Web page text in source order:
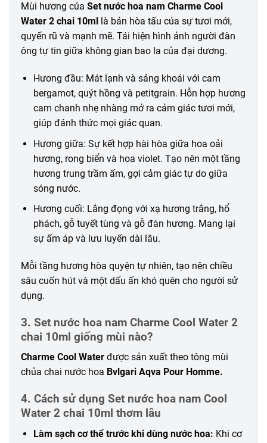
Mùi hương của Set nước hoa nam Charme Cool
Water 2 chai 10ml
là bản hòa tấu của sự tươi mới,
quyến rũ và mạnh mẽ. Tái hiện hình ảnh người đàn
ông tự tin giữa không gian bao la của đại dương.
Hương đầu: Mát lạnh và sảng khoái với cam
bergamot, quýt hồng và petitgrain. Hỗn hợp hương
cam chanh nhẹ nhàng mở ra cảm giác tươi mới,
giúp đánh thức mọi giác quan.
Hương giữa: Sự kết hợp hài hòa giữa hoa oải
hương, rong biển và hoa violet. Tạo nên một tầng
hương trung trầm ấm, gợi cảm giác tự do giữa
sóng nước.
Hương cuối: Lắng đọng với xạ hương trắng, hổ
phách, gỗ tuyết tùng và gỗ đàn hương. Mang lại
sự ấm áp và lưu luyến dài lâu.
Mỗi tầng hương hòa quyện tự nhiên, tạo nên chiều
sâu cuốn hút và một dấu ấn khó quên cho người sử
dụng.
3. Set nước hoa nam Charme Cool Water 2
chai 10ml giống mùi nào?
Charme Cool Water được sản xuất theo tông mùi
chủa chai nước hoa Bvlgari Aqva Pour Homme.
4. Cách sử dụng Set nước hoa nam Cool
Water 2 chai 10ml thơm lâu
Làm sạch cơ thể trước khi dùng nước hoa: Khi cơ